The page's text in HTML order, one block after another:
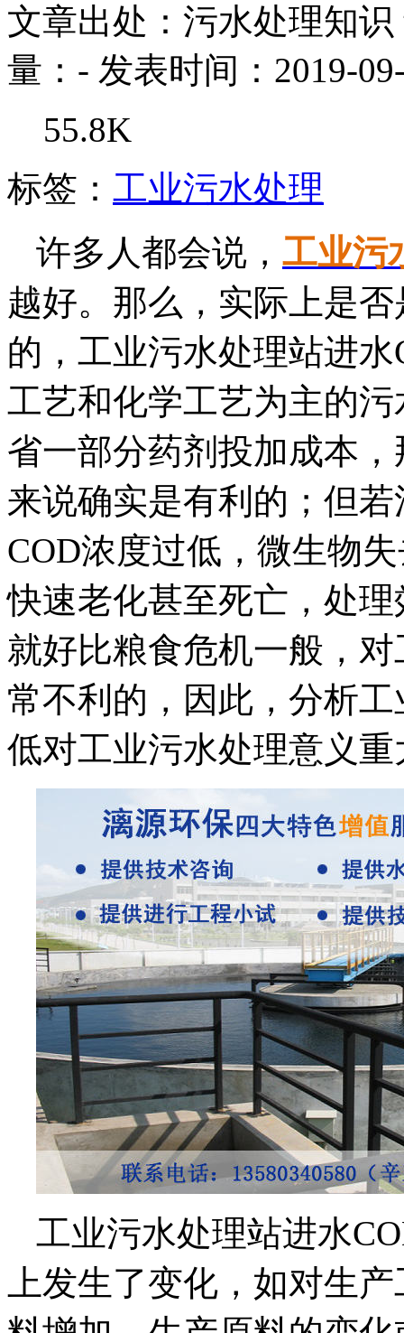
文章出处：污水处理知识
量： - 发表时间：2019-
55.8K
标签： 工业污水处理
许多人都会说， 工业污
越好。那么，实际上是
的，工业污水处理站进
工艺和化学工艺为主的
省一部分药剂投加成本
来说确实是有利的；但
COD浓度过低，微生物
快速老化甚至死亡，处
就好比粮食危机一般，
常不利的，因此，分析
低对工业污水处理意义重
工业污水处理站进水
上发生了变化，如对生